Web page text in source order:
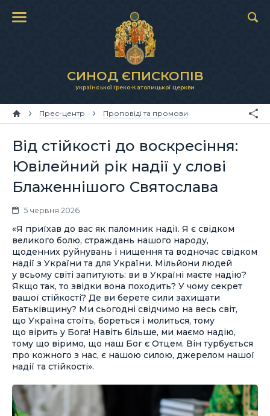
СИНОД ЄПИСКОПІВ
Української Греко-Католицької Церкви
Прес-центр Проповіді та промови
Від стійкості до воскресіння:
Ювілейний рік надії у слові
Блаженнішого Святослава
5 червня 2026
«Я приїхав до вас як паломник надії. Я є свідком
великого болю, страждань нашого народу,
щоденних руйнувань і нищення та водночас свідком
надії з України та для України. Мільйони людей
у всьому світі запитують: ви в Україні маєте надію?
Якщо так, то звідки вона походить? У чому секрет
вашої стійкості? Де ви берете сили захищати
Батьківщину? Ми сьогодні свідчимо на весь світ,
що Україна стоїть, бореться і молиться, тому
що вірить у Бога! Навіть більше, ми маємо надію,
тому що віримо, що наш Бог є Отцем. Він турбується
про кожного з нас, є нашою силою, джерелом нашої
надії та стійкості».